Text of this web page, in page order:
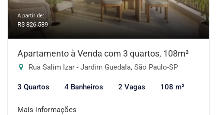
A partir de:
R$ 826.589
Apartamento à Venda com 3 quartos, 108m²
Rua Salim Izar - Jardim Guedala, São Paulo-SP
3 Quartos 4 Banheiros 2 Vagas 108 m²
Mais informações